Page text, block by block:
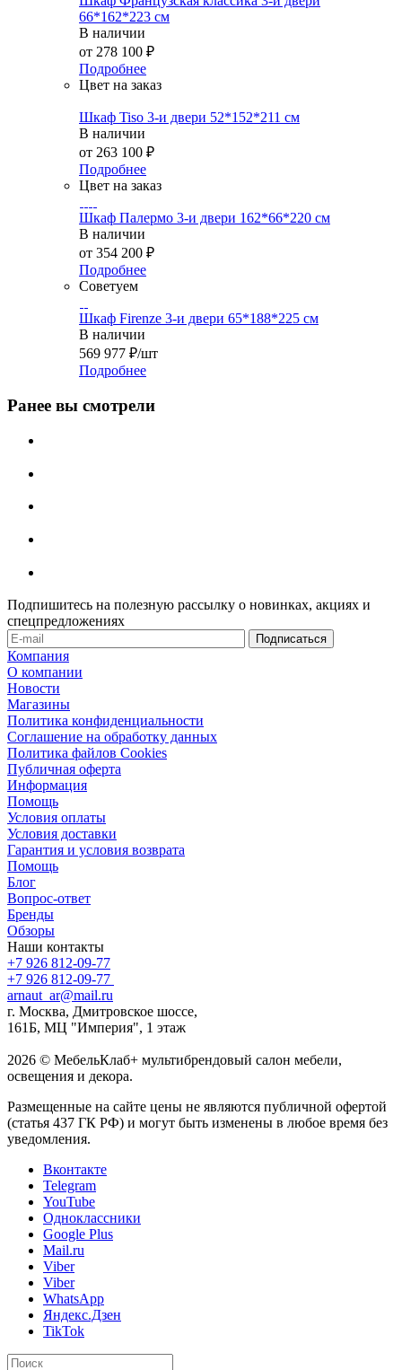
66*162*223 см
В наличии
от 278 100 ₽
Подробнее
Цвет на заказ
Шкаф Tiso 3-и двери 52*152*211 см
В наличии
от 263 100 ₽
Подробнее
Цвет на заказ
Шкаф Палермо 3-и двери 162*66*220 см
В наличии
от 354 200 ₽
Подробнее
Советуем
Шкаф Firenze 3-и двери 65*188*225 см
В наличии
569 977 ₽/шт
Подробнее
Ранее вы смотрели
Подпишитесь на полезную рассылку о новинках, акциях и
спецпредложениях
Компания
О компании
Новости
Магазины
Политика конфиденциальности
Соглашение на обработку данных
Политика файлов Cookies
Публичная оферта
Информация
Помощь
Условия оплаты
Условия доставки
Гарантия и условия возврата
Помощь
Блог
Вопрос-ответ
Бренды
Обзоры
Наши контакты
+7 926 812-09-77
+7 926 812-09-77
arnaut_ar@mail.ru
г. Москва, Дмитровское шоссе,
161Б, МЦ "Империя", 1 этаж
2026 © МебельКлаб+ мультибрендовый салон мебели,
освещения и декора.
Размещенные на сайте цены не являются публичной офертой
(статья 437 ГК РФ) и могут быть изменены в любое время без
уведомления.
Вконтакте
Telegram
YouTube
Одноклассники
Google Plus
Mail.ru
Viber
Viber
WhatsApp
Яндекс.Дзен
TikTok